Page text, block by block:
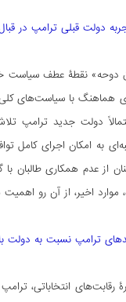
دولت قبلی ترامپ در قبال
دوحه» نقطۀ عطف سیاست
هماهنگ با سیاست­‌های کلی
دولت جدید ترامپ
به امکان اجرای کامل
از عدم همکاری طالبان
موارد اخیر، از آن رو
ترامپ نسبت به دولت
رقابت­‌های انتخاباتی،